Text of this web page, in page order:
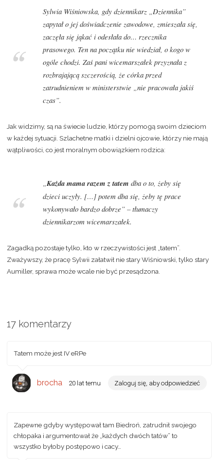
Sylwia Wiśniowska, gdy dziennikarz „Dziennika”
zapytał o jej doświadczenie zawodowe, zmieszała się,
zaczęła się jąkać i odesłała do… rzecznika
prasowego. Ten na początku nie wiedział, o kogo w
ogóle chodzi. Zaś pani wicemarszałek przyznała z
rozbrajającą szczerością, że córka przed
zatrudnieniem w ministerstwie „nie pracowała jakiś
czas”.
Jak widzimy, są na świecie ludzie, którzy pomogą swoim dzieciom
w każdej sytuacji. Szlachetne matki i dzielni ojcowie, którzy nie mają
wątpliwości, co jest moralnym obowiązkiem rodzica:
Każda mama razem z tatem dba o to, żeby się
dzieci uczyły. […] potem dba się, żeby tę prace
wykonywało bardzo dobrze” – tłumaczy
dziennikarzom wicemarszałek.
Zagadką pozostaje tylko, kto w rzeczywistości jest „tatem”.
Zważywszy, że pracę Sylwii załatwił nie stary Wiśniowski, tylko stary
Aumiller, sprawa może wcale nie być przesądzona.
17 komentarzy
Tatem może jest IV eRPe
brocha 20 lat temu Zaloguj się, aby odpowiedzieć
Zapewne gdyby występował tam Biedroń, zatrudnił swojego
chłopaka i argumentował że „każdych dwóch tatów” to
wszystko byłoby postępowo i cacy…